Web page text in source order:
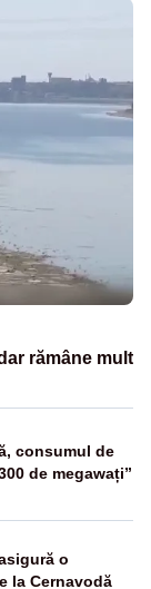
rămâne mult
consumul de
de megawați”
o
la Cernavodă